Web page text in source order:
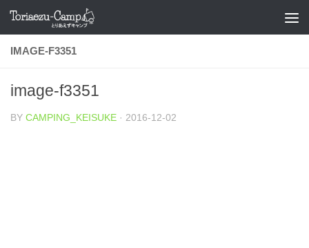
コンテンツへスキップ
IMAGE-F3351
image-f3351
BY CAMPING_KEISUKE · 2016-12-02